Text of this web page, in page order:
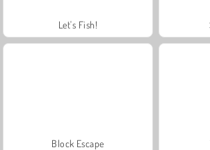
Let's Fish!
Block Escape